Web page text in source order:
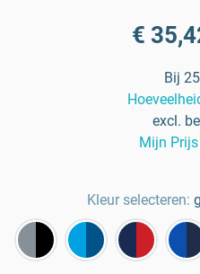
€
Bij
excl.
Mijn
Kleur selecteren: